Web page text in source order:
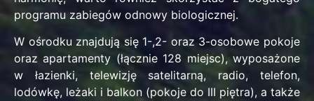
programu zabiegów odnowy biologicznej.
W ośrodku znajdują się 1-,2- oraz 3-osobowe pokoje
oraz apartamenty (łącznie 128 miejsc), wyposażone
w łazienki, telewizję satelitarną, radio, telefon,
lodówkę, leżaki i balkon (pokoje do III piętra), a także